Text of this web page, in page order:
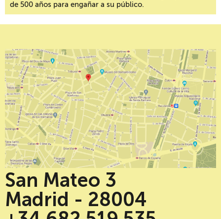
de 500 años para engañar a su público.
San Mateo 3
Madrid - 28004